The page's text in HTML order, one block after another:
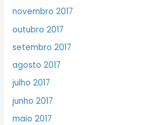
novembro 2017
outubro 2017
setembro 2017
agosto 2017
julho 2017
junho 2017
maio 2017